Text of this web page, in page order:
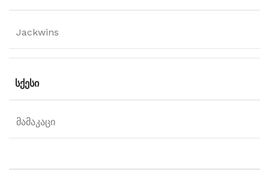
Jackwins
ᲡᲥᲔᲡᲘ
მამაკაცი